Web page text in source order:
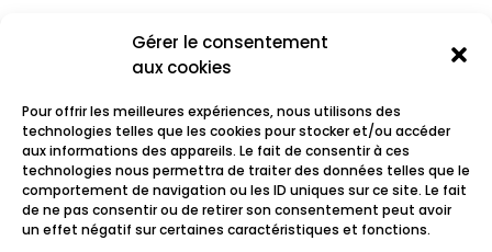
Gérer le consentement
aux cookies
Pour offrir les meilleures expériences, nous utilisons des
technologies telles que les cookies pour stocker et/ou accéder
aux informations des appareils. Le fait de consentir à ces
technologies nous permettra de traiter des données telles que le
comportement de navigation ou les ID uniques sur ce site. Le fait
de ne pas consentir ou de retirer son consentement peut avoir
un effet négatif sur certaines caractéristiques et fonctions.
Virago